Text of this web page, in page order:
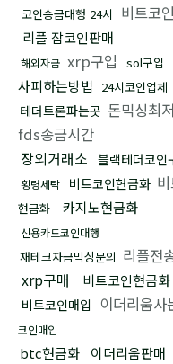
코인송금대행 24시 비트코
리플 잡코인판매
해외자금 xrp구입 sol구입
사피하는방법 24시코인업체
테더트론파는곳 돈믹싱최
fds송금시간
장외거래소 블랙테더코인
횡령세탁 비트코인현금화
현금화
카지노현금화
신용카드코인대행
재테크자금믹싱문의 리플전
xrp구매 비트코인현금화
비트코인매입 이더리움사
코인매입
btc현금화 이더리움판매